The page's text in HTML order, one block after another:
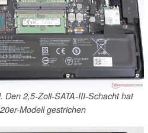
Den 2,5-Zoll-SATA-III-Schacht hat
Modell gestrichen